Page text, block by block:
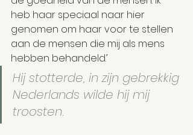
heb haar speciaal naar hier
genomen om haar voor te stellen
aan de mensen die mij als mens
hebben behandeld.’
Hij stotterde, in zijn gebrekkig
Nederlands wilde hij mij
troosten.